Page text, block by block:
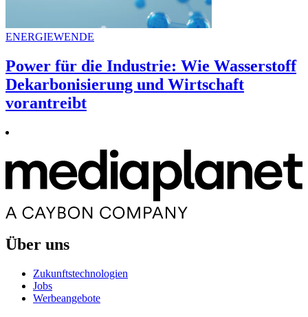
ENERGIEWENDE
Power für die Industrie: Wie Wasserstoff
Dekarbonisierung und Wirtschaft
vorantreibt
Über uns
Zukunftstechnologien
Jobs
Werbeangebote